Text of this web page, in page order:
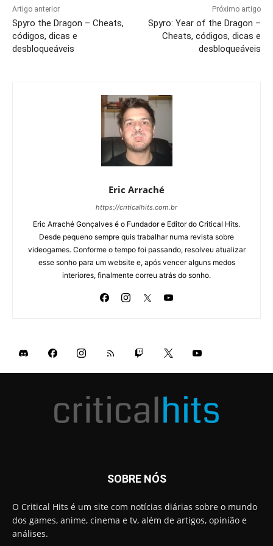
Artigo anterior
Spyro the Dragon – Cheats,
códigos, dicas e
desbloqueáveis
Próximo artigo
Spyro: Year of the Dragon –
Cheats, códigos, dicas e
desbloqueáveis
Eric Arraché
https://criticalhits.com.br
Eric Arraché Gonçalves é o Fundador e Editor do Critical Hits.
Desde pequeno sempre quis trabalhar numa revista sobre
videogames. Conforme o tempo foi passando, resolveu atualizar
esse sonho para um website e, após vencer alguns medos
interiores, finalmente correu atrás do sonho.
SOBRE NÓS
O Critical Hits é um site com notícias diárias sobre o mundo
dos games, anime, cinema e tv, além de artigos, opinião e
análises.